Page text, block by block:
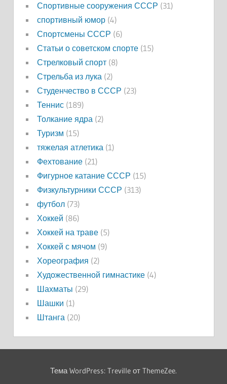
Спортивные сооружения СССР (31)
спортивный юмор(4)
Спортсмены СССР (6)
Статьи о советском спорте(15)
Стрелковый спорт(8)
Стрельба из лука(2)
Студенчество в СССР (23)
Теннис(189)
Толкание ядра(2)
Туризм (15)
тяжелая атлетика(1)
Фехтование(21)
Фигурное катание СССР (15)
Физкультурники СССР (313)
футбол(73)
Хоккей (86)
Хоккей на траве(5)
Хоккей с мячом (9)
Хореография (2)
Художественной гимнастике(4)
Шахматы (29)
Шашки (1)
Штанга(20)
Тема WordPress: Treville от ThemeZee.